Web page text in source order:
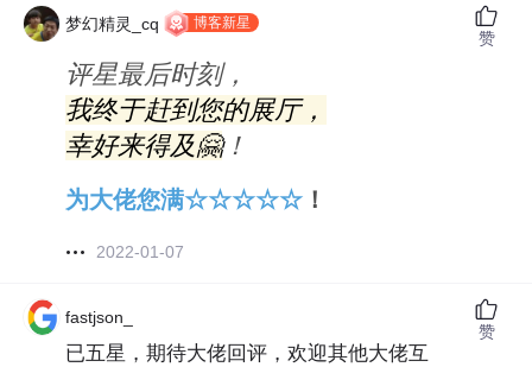
梦幻精灵_cq 博客新星
评星最后时刻，
我终于赶到您的展厅，
幸好来得及🤗！
为大佬您满☆☆☆☆☆ ！
2022-01-07
赞
fastjson_
已五星，期待大佬回评，欢迎其他大佬互
赞